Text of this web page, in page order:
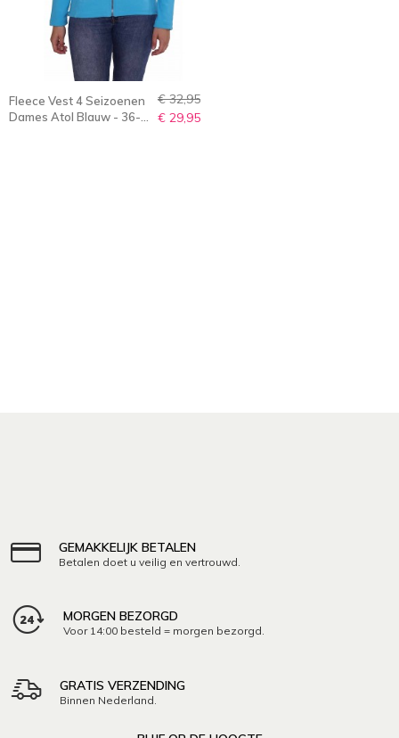
Fleece Vest 4 Seizoenen
Dames Atol Blauw - 36-
€ 32,95
€ 29,95
GEMAKKELIJK BETALEN
Betalen doet u veilig en vertrouwd.
MORGEN BEZORGD
Voor 14:00 besteld = morgen bezorgd.
GRATIS VERZENDING
Binnen Nederland.